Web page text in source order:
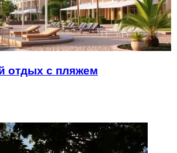
отдых с пляжем